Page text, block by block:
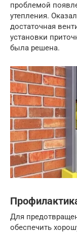
проблемой
утепления.
достаточная
установки
была решена.
Для
обеспечить